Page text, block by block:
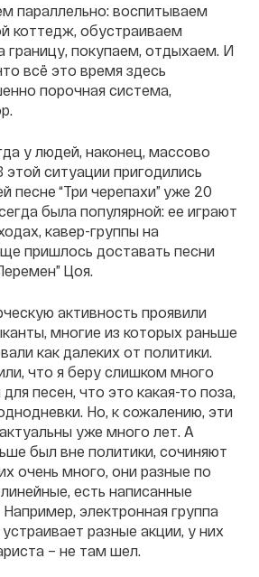
параллельно: воспитываем
коттедж, обустраиваем
границу, покупаем, отдыхаем. И
всё это время здесь
порочная система,
у людей, наконец, массово
этой ситуации пригодились
песне “Три черепахи” уже 20
была популярной: ее играют
кавер-группы на
пришлось доставать песни
Цоя.
активность проявили
многие из которых раньше
как далеких от политики.
что я беру слишком много
песен, что это какая-то поза,
Но, к сожалению, эти
уже много лет. А
был вне политики, сочиняют
очень много, они разные по
есть написанные
электронная группа
разные акции, у них
– не там шел.